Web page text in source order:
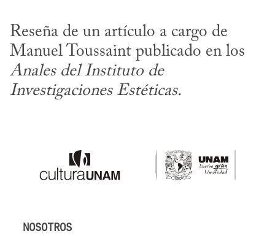
Reseña de un artículo a cargo de
Anales del Instituto de
Investigaciones Estéticas.
NOSOTROS